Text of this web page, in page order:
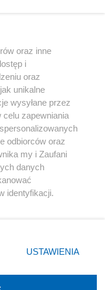
Youtube
oraz inne
i
oraz
unikalne
wysyłane przez
celu zapewniania
odbiorców oraz
my i Zaufani
danych
identyfikacji.
prywatności
strony
zgody
się takiemu
USTAWIENIA